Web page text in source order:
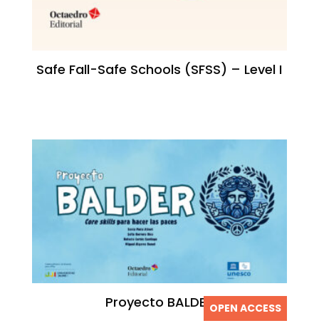
Safe Fall-Safe Schools (SFSS) – Level I
OPEN ACCESS
Proyecto BALDER